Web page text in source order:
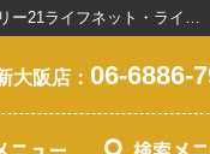
お問い合わせ｜新大阪駅で賃貸マンションを探すなら創業20年以上のセンチュリー21ライフネット・ライブグループ
大阪店： 06-6886-